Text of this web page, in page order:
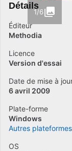
1/6
Détails
Éditeur
Methodia
Licence
Version d'essai
Date de mise à
6 avril 2009
Plate-forme
Windows
Autres
OS